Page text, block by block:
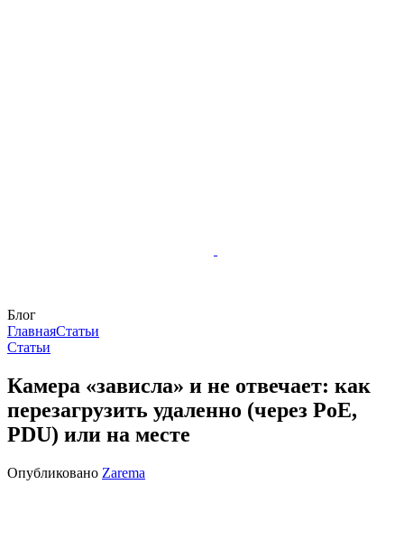
Блог
ГлавнаяСтатьи
Статьи
Камера «зависла» и не отвечает: как
перезагрузить удаленно (через PoE,
PDU) или на месте
Опубликовано Zarema